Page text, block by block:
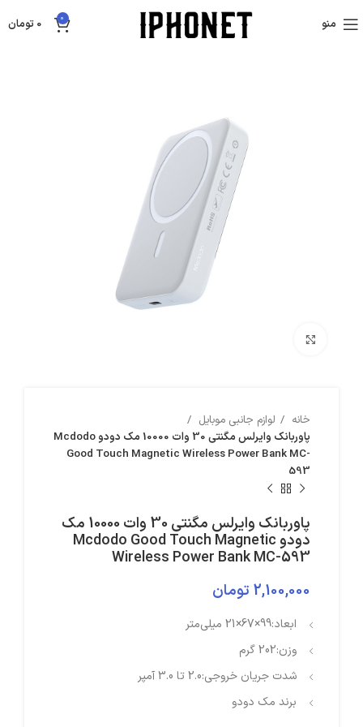
منو 0
0 تومان
خانه
لوازم جانبی موبایل
پاوربانک وایرلس مگنتی 30 وات 10000 مک دودو Mcdodo
Good Touch Magnetic Wireless Power Bank MC-
593
پاوربانک وایرلس مگنتی 30 وات 10000 مک
دودو Mcdodo Good Touch Magnetic
Wireless Power Bank MC-593
2,100,000 تومان
ابعاد:99×67×21 میلی‌متر
وزن:202 گرم
شدت جریان خروجی:2.0 تا 3.0 آمپر
برند مک دودو